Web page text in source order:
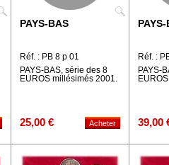
PAYS-BAS
Réf. : PB 8 p 01
PAYS-BAS, série des 8
EUROS millésimés 2001.
25,00 €
Réf. :
PAYS-
39,00